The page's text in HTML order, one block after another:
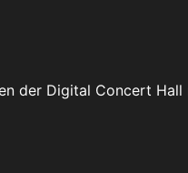
der Digital Concert Hall